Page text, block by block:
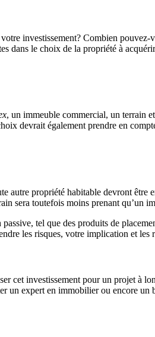
investissement? Combien
dans le choix de la propriété à
, un immeuble commercial, un terrain
devrait également prendre en
propriété habitable devront être
sera toutefois moins prenant qu’un
tel que des produits de
les risques, votre implication et les
cet investissement pour un projet à
un expert en immobilier ou encore un